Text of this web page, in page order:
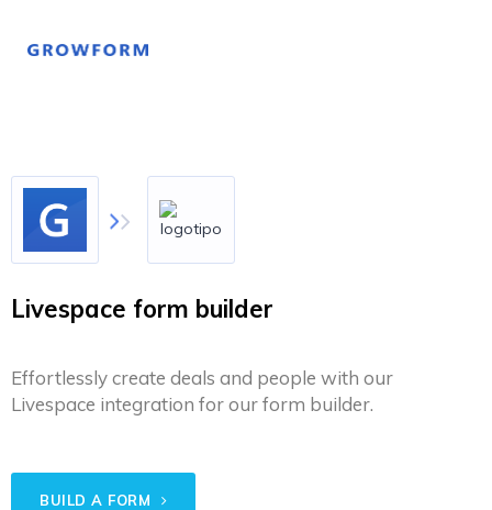
Livespace form builder
Effortlessly create deals and people with our
Livespace integration for our form builder.
BUILD A FORM